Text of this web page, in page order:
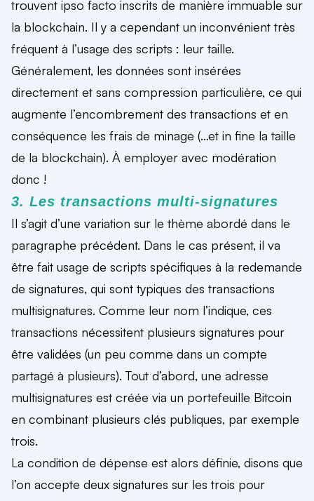
trouvent ipso facto inscrits de manière immuable sur
la blockchain. Il y a cependant un inconvénient très
fréquent à l’usage des scripts : leur taille.
Généralement, les données sont insérées
directement et sans compression particulière, ce qui
augmente l’encombrement des transactions et en
conséquence les frais de minage (…et in fine la taille
de la blockchain). À employer avec modération
donc !
3. Les transactions multi-signatures
Il s’agit d’une variation sur le thème abordé dans le
paragraphe précédent. Dans le cas présent, il va
être fait usage de scripts spécifiques à la redemande
de signatures, qui sont typiques des transactions
multisignatures. Comme leur nom l’indique, ces
transactions nécessitent plusieurs signatures pour
être validées (un peu comme dans un compte
partagé à plusieurs). Tout d’abord, une adresse
multisignatures est créée via un portefeuille Bitcoin
en combinant plusieurs clés publiques, par exemple
trois.
La condition de dépense est alors définie, disons que
l’on accepte deux signatures sur les trois pour